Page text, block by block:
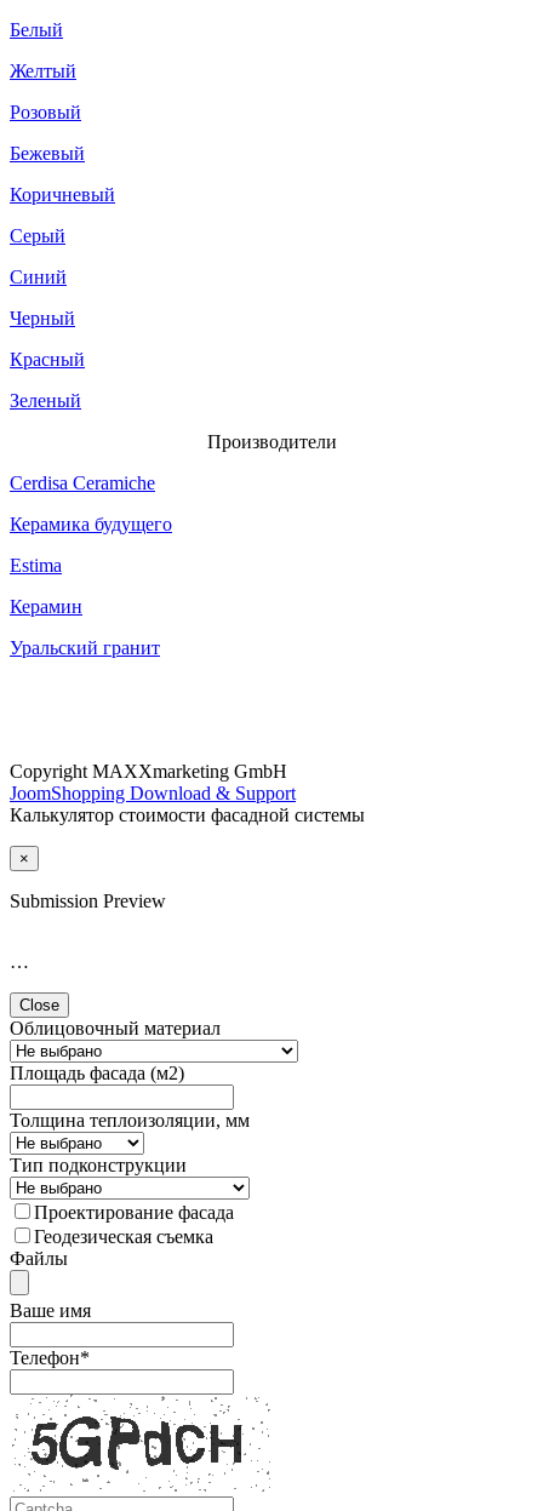
Белый
Желтый
Розовый
Бежевый
Коричневый
Серый
Синий
Черный
Красный
Зеленый
Производители
Cerdisa Ceramiche
Керамика будущего
Estima
Керамин
Уральский гранит
Copyright MAXXmarketing GmbH
JoomShopping Download & Support
Калькулятор стоимости фасадной системы
×
Submission Preview
…
Close
Облицовочный материал
Площадь фасада (м2)
Толщина теплоизоляции, мм
Тип подконструкции
Проектирование фасада
Геодезическая съемка
Файлы
Ваше имя
Телефон*